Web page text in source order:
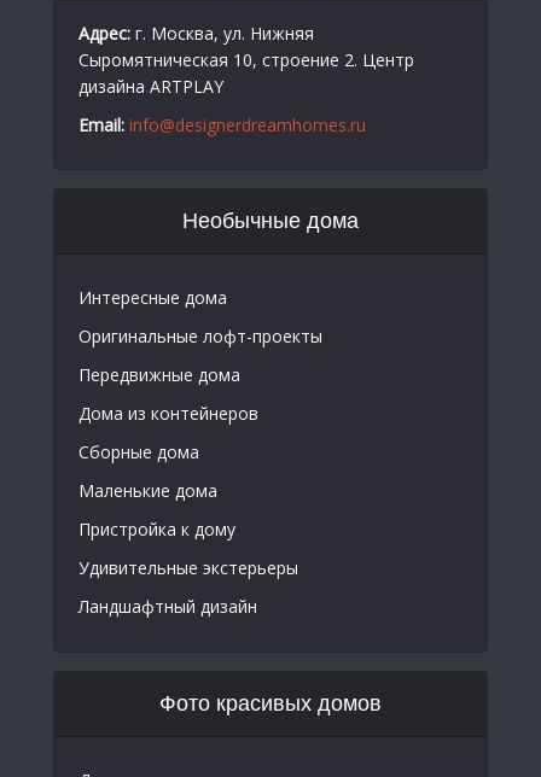
Адрес: г. Москва, ул. Нижняя
Сыромятническая 10, строение 2. Центр
дизайна ARTPLAY
Email: info@designerdreamhomes.ru
Необычные дома
Интересные дома
Оригинальные лофт-проекты
Передвижные дома
Дома из контейнеров
Сборные дома
Маленькие дома
Пристройка к дому
Удивительные экстерьеры
Ландшафтный дизайн
Фото красивых домов